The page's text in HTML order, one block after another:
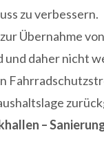
zu verbessern.
Übernahme
und daher nicht
–